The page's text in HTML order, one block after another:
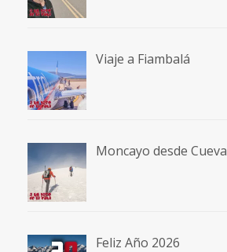
Viaje a Fiambalá
Moncayo desde
Feliz Año 2026